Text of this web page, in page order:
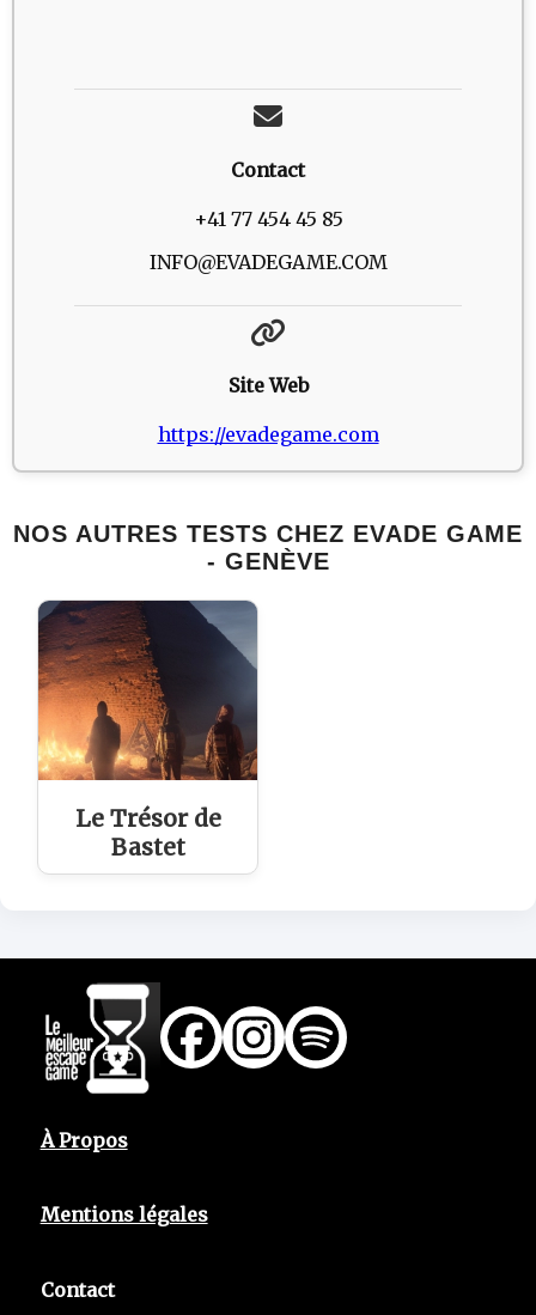
Contact
+41 77 454 45 85
INFO@EVADEGAME.COM
Site Web
https://evadegame.com
NOS AUTRES TESTS CHEZ EVADE GAME
- GENÈVE
Le Trésor de
Bastet
À Propos
Mentions légales
Contact